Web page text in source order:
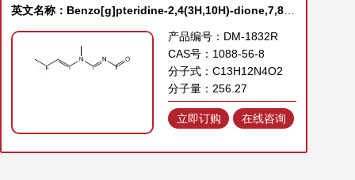
英文名称：Benzo[g]pteridine-2,4(3H,10H)-dione,7,8,10-trimethyl-
产品编号：DM-1832R
CAS号：1088-56-8
分子式：C13H12N4O2
分子量：256.27
立即订购 在线咨询